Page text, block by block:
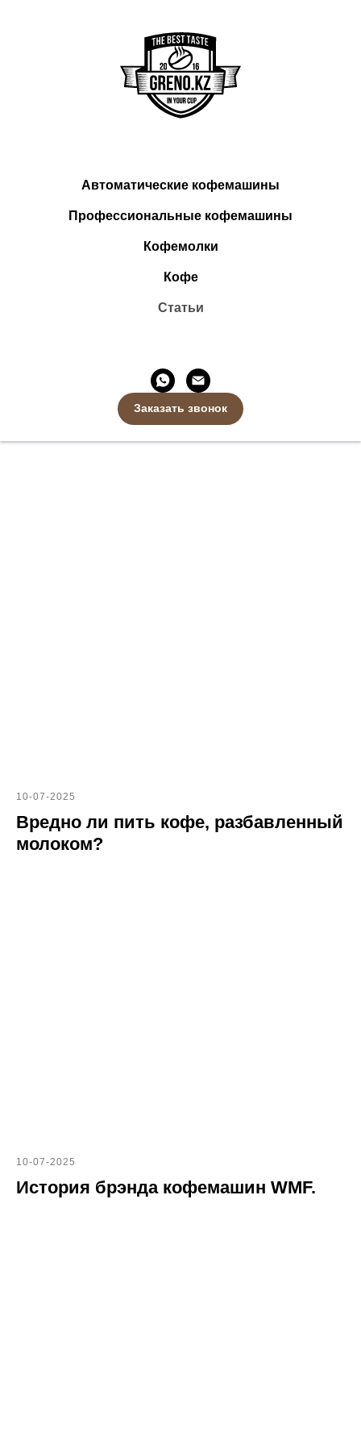
Автоматические кофемашины
Профессиональные кофемашины
Кофемолки
Кофе
Статьи
Заказать звонок
10-07-2025
Вредно ли пить кофе, разбавленный
молоком?
10-07-2025
История брэнда кофемашин WMF.